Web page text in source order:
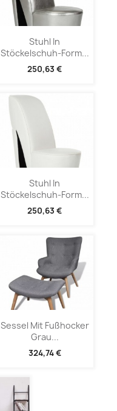
Stuhl In
Stöckelschuh-Form...
250,63 €
Stuhl In
Stöckelschuh-Form...
250,63 €
Sessel Mit Fußhocker
Grau...
324,74 €